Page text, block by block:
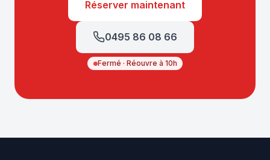
Réserver maintenant
0495 86 08 66
Fermé · Réouvre à 10h